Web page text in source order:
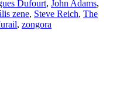
Dufourt, John Adams,
zene, Steve Reich, The
, zongora